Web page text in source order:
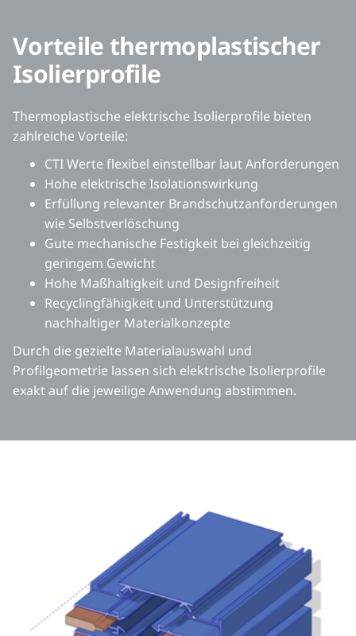
Vorteile thermoplastischer
Isolierprofile
Thermoplastische elektrische Isolierprofile bieten
zahlreiche Vorteile:
CTI Werte flexibel einstellbar laut Anforderungen
Hohe elektrische Isolationswirkung
Erfüllung relevanter Brandschutzanforderungen
wie Selbstverlöschung
Gute mechanische Festigkeit bei gleichzeitig
geringem Gewicht
Hohe Maßhaltigkeit und Designfreiheit
Recyclingfähigkeit und Unterstützung
nachhaltiger Materialkonzepte
Durch die gezielte Materialauswahl und
Profilgeometrie lassen sich elektrische Isolierprofile
exakt auf die jeweilige Anwendung abstimmen.